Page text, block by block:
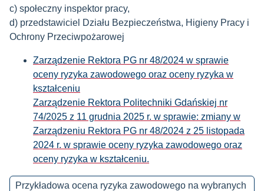
c) społeczny inspektor pracy,
d) przedstawiciel Działu Bezpieczeństwa, Higieny Pracy i
Ochrony Przeciwpożarowej
Zarządzenie Rektora PG nr 48/2024 w sprawie
oceny ryzyka zawodowego oraz oceny ryzyka w
kształceniu
Zarządzenie Rektora Politechniki Gdańskiej nr
74/2025 z 11 grudnia 2025 r. w sprawie: zmiany w
Zarządzeniu Rektora PG nr 48/2024 z 25 listopada
2024 r. w sprawie oceny ryzyka zawodowego oraz
oceny ryzyka w kształceniu.
Przykładowa ocena ryzyka zawodowego na wybranych